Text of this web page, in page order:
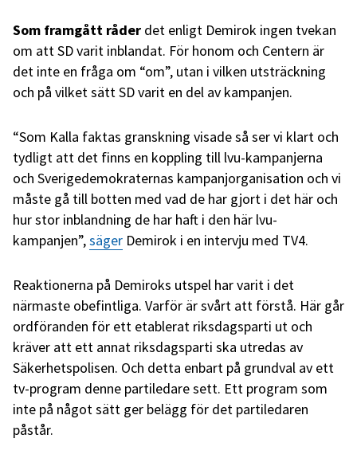
Som framgått råder det enligt Demirok ingen tvekan
om att SD varit inblandat. För honom och Centern är
det inte en fråga om “om”, utan i vilken utsträckning
och på vilket sätt SD varit en del av kampanjen.
“Som Kalla faktas granskning visade så ser vi klart och
tydligt att det finns en koppling till lvu-kampanjerna
och Sverigedemokraternas kampanjorganisation och vi
måste gå till botten med vad de har gjort i det här och
hur stor inblandning de har haft i den här lvu-
kampanjen”,säger Demirok i en intervju med TV4.
Reaktionerna på Demiroks utspel har varit i det
närmaste obefintliga. Varför är svårt att förstå. Här går
ordföranden för ett etablerat riksdagsparti ut och
kräver att ett annat riksdagsparti ska utredas av
Säkerhetspolisen. Och detta enbart på grundval av ett
tv-program denne partiledare sett. Ett program som
inte på något sätt ger belägg för det partiledaren
påstår.